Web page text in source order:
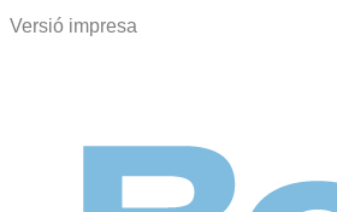
Versió impresa